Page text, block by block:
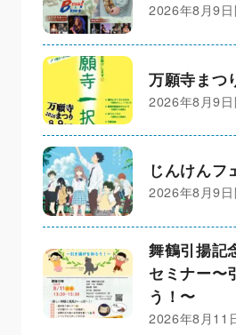
2026年8月9日
万願寺まつ
2026年8月9日
じんけんフ
2026年8月9日
舞鶴引揚記
セミナー〜
う！〜
2026年8月11